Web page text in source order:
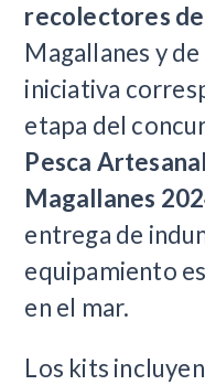
recolectores
Magallanes y
iniciativa
etapa del
Pesca
Magallanes
entrega de
equipamiento
en el mar.
Los kits incluyen